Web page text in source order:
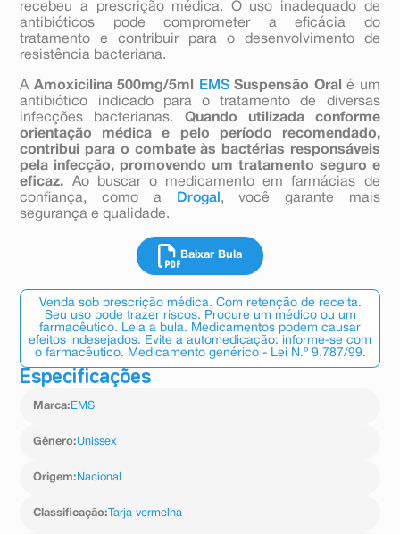
recebeu a prescrição médica. O uso inadequado de
antibióticos pode comprometer a eficácia do
tratamento e contribuir para o desenvolvimento de
resistência bacteriana.
A Amoxicilina 500mg/5ml EMSSuspensão Oral
é um
antibiótico indicado para o tratamento de diversas
infecções bacterianas. Quando utilizada conforme
orientação médica e pelo período recomendado,
contribui para o combate às bactérias responsáveis
pela infecção, promovendo um tratamento seguro e
eficaz. Ao buscar o medicamento em farmácias de
confiança, como a
Drogal , você garante mais
segurança e qualidade.
Baixar Bula
Venda sob prescrição médica. Com retenção de receita.
Seu uso pode trazer riscos. Procure um médico ou um
farmacêutico. Leia a bula. Medicamentos podem causar
efeitos indesejados. Evite a automedicação: informe-se com
o farmacêutico. Medicamento genérico - Lei N.º 9.787/99.
Especificações
Marca: EMS
Gênero:Unissex
Origem: Nacional
Classificação: Tarja vermelha